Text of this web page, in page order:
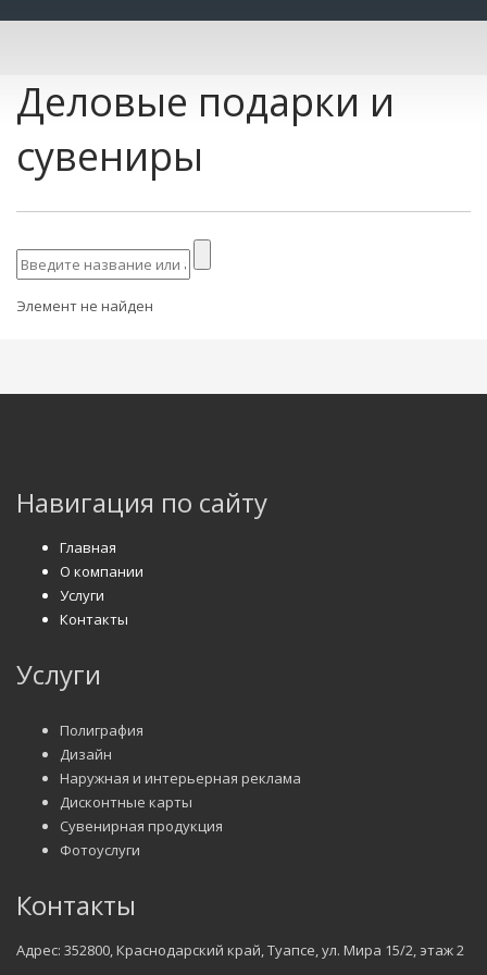
Деловые подарки и
сувениры
Элемент не найден
Навигация по сайту
Главная
О компании
Услуги
Контакты
Услуги
Полиграфия
Дизайн
Наружная и интерьерная реклама
Дисконтные карты
Сувенирная продукция
Фотоуслуги
Контакты
Адрес: 352800, Краснодарский край, Туапсе, ул. Мира 15/2, этаж 2